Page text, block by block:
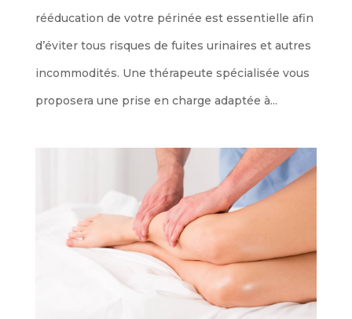
rééducation de votre périnée est essentielle afin
d’éviter tous risques de fuites urinaires et autres
incommodités. Une thérapeute spécialisée vous
proposera une prise en charge adaptée à...